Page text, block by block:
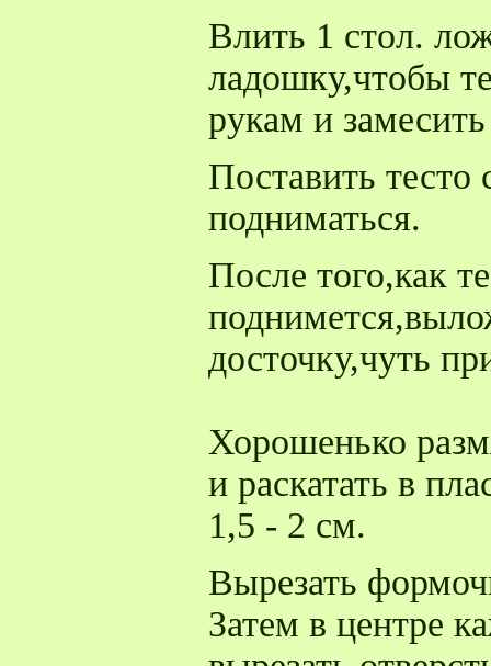
Влить 1 стол.
ладошку,чтобы
рукам и
Поставить тесто
подниматься.
После того,как
досточку,чуть
Хорошенько
и раскатать в
1,5 - 2 см.
Вырезать
Затем в центре